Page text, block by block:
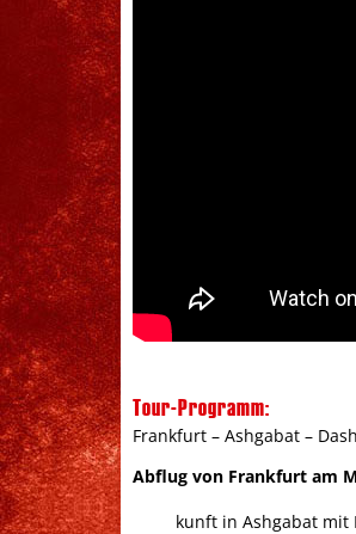
Tour-Programm:
Frankfurt – Ashgabat –
Abflug von Frankfurt am
kunft in Ashgabat mit